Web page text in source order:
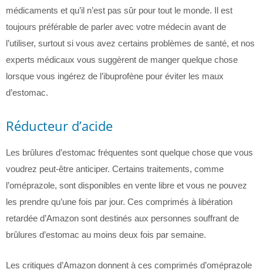
médicaments et qu’il n’est pas sûr pour tout le monde. Il est
toujours préférable de parler avec votre médecin avant de
l’utiliser, surtout si vous avez certains problèmes de santé, et nos
experts médicaux vous suggèrent de manger quelque chose
lorsque vous ingérez de l’ibuprofène pour éviter les maux
d’estomac.
Réducteur d’acide
Les brûlures d’estomac fréquentes sont quelque chose que vous
voudrez peut-être anticiper. Certains traitements, comme
l’oméprazole, sont disponibles en vente libre et vous ne pouvez
les prendre qu’une fois par jour. Ces comprimés à libération
retardée d’Amazon sont destinés aux personnes souffrant de
brûlures d’estomac au moins deux fois par semaine.
Les critiques d’Amazon donnent à ces comprimés d’oméprazole